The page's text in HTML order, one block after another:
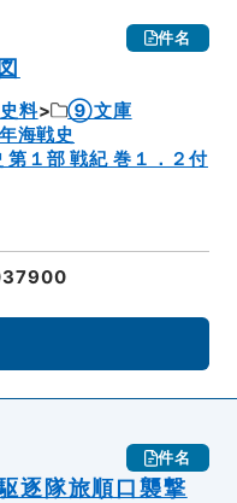
件名
料
⑨文庫
海戦史
第１部 戦紀 巻１．２付
件名
逐隊旅順口襲撃